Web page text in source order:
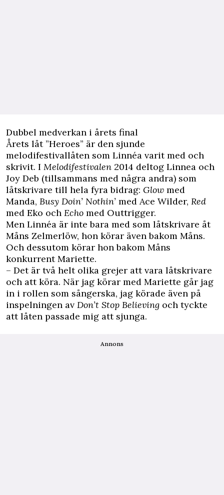
Dubbel medverkan i årets final
Årets låt ”Heroes” är den sjunde
melodifestivallåten som Linnéa varit med och
skrivit. I Melodifestivalen 2014 deltog Linnea och
Joy Deb (tillsammans med några andra) som
låtskrivare till hela fyra bidrag: Glow med
Manda, Busy Doin’ Nothin’ med Ace Wilder, Red
med Eko och Echo med Outtrigger.
Men Linnéa är inte bara med som låtskrivare åt
Måns Zelmerlöw, hon körar även bakom Måns.
Och dessutom körar hon bakom Måns
konkurrent Mariette.
– Det är två helt olika grejer att vara låtskrivare
och att köra. När jag körar med Mariette går jag
in i rollen som sångerska, jag körade även på
inspelningen av Don’t Stop Believing och tyckte
att låten passade mig att sjunga.
Annons